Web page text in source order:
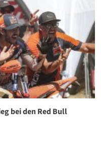
bei den Red Bull